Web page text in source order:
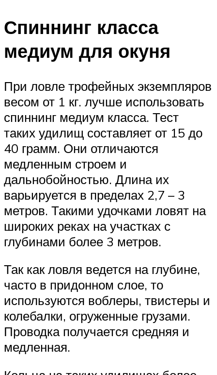
Спиннинг класса
медиум для окуня
При ловле трофейных экземпляров
весом от 1 кг. лучше использовать
спиннинг медиум класса. Тест
таких удилищ составляет от 15 до
40 грамм. Они отличаются
медленным строем и
дальнобойностью. Длина их
варьируется в пределах 2,7 – 3
метров. Такими удочками ловят на
широких реках на участках с
глубинами более 3 метров.
Так как ловля ведется на глубине,
часто в придонном слое, то
используются воблеры, твистеры и
колебалки, огруженные грузами.
Проводка получается средняя и
медленная.